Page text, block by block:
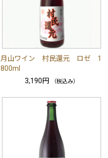
月山ワイン 村民還元 ロゼ 1
800ml
3,190円
（税込み）